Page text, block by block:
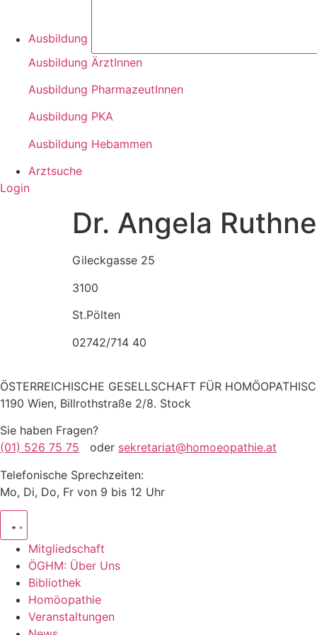
Ausbildung
Ausbildung ÄrztInnen
Ausbildung PharmazeutInnen
Ausbildung PKA
Ausbildung Hebammen
Arztsuche
Login
Dr. Angela
Gileckgasse 25
3100
St.Pölten
02742/714 40
ÖSTERREICHISCHE GESELLSCHAFT FÜR
1190 Wien, Billrothstraße 2/8. Stock
Sie haben Fragen?
(01) 526 75 75 oder sekretariat@homoeopathie.at
Telefonische Sprechzeiten:
Mo, Di, Do, Fr von 9 bis 12 Uhr
Mitgliedschaft
ÖGHM: Über Uns
Bibliothek
Homöopathie
Veranstaltungen